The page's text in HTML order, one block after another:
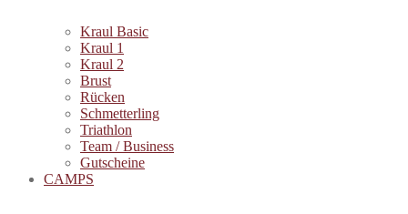
Kraul Basic
Kraul 1
Kraul 2
Brust
Rücken
Schmetterling
Triathlon
Team / Business
Gutscheine
CAMPS